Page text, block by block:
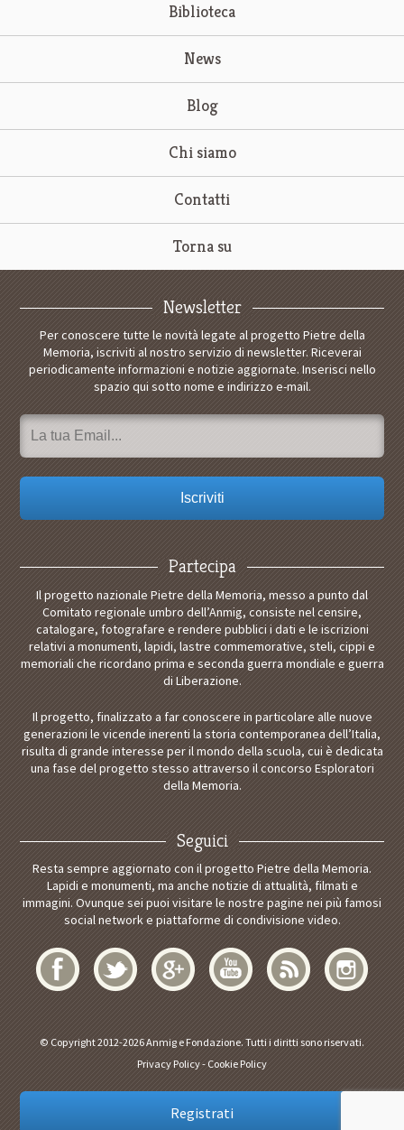
Biblioteca
News
Blog
Chi siamo
Contatti
Torna su
Newsletter
Per conoscere tutte le novità legate al progetto Pietre della
Memoria, iscriviti al nostro servizio di newsletter. Riceverai
periodicamente informazioni e notizie aggiornate. Inserisci nello
spazio qui sotto nome e indirizzo e-mail.
Partecipa
Il progetto nazionale Pietre della Memoria, messo a punto dal
Comitato regionale umbro dell’Anmig, consiste nel censire,
catalogare, fotografare e rendere pubblici i dati e le iscrizioni
relativi a monumenti, lapidi, lastre commemorative, steli, cippi e
memoriali che ricordano prima e seconda guerra mondiale e guerra
di Liberazione.
Il progetto, finalizzato a far conoscere in particolare alle nuove
generazioni le vicende inerenti la storia contemporanea dell’Italia,
risulta di grande interesse per il mondo della scuola, cui è dedicata
una fase del progetto stesso attraverso il concorso Esploratori
della Memoria.
Seguici
Resta sempre aggiornato con il progetto Pietre della Memoria.
Lapidi e monumenti, ma anche notizie di attualità, filmati e
immagini. Ovunque sei puoi visitare le nostre pagine nei più famosi
social network e piattaforme di condivisione video.
© Copyright 2012-2026 Anmig e Fondazione. Tutti i diritti sono riservati.
Privacy Policy- Cookie Policy
Registrati